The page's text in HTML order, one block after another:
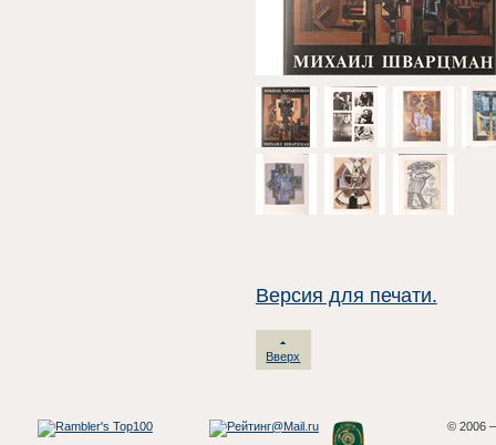
Версия для печати.
Вверх
© 2006